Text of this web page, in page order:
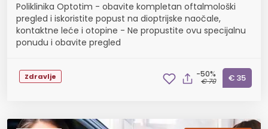
Poliklinika Optotim - obavite kompletan oftalmološki
pregled i iskoristite popust na dioptrijske naočale,
kontaktne leće i otopine - Ne propustite ovu specijalnu
ponudu i obavite pregled
Zdravlje -50%
€ 70 € 35